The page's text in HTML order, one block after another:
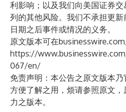
利影响；以及我们向美国证券
列的其他风险。我们不承担更
日期之后事件或情况的义务。
原文版本可在businesswire.com
https://www.businesswire.com/
067/en/
免责声明：本公告之原文版本
方便了解之用，烦请参照原文
力之版本。